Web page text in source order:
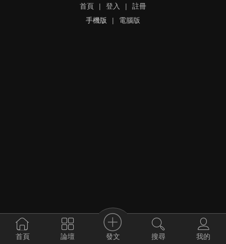
首頁 | 登入 |
註冊
手機版
| 電腦版
首頁 論壇 發文 搜尋 我的